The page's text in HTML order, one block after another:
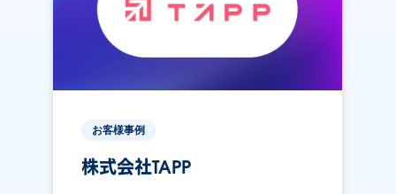
お客様事例
株式会社TAPP